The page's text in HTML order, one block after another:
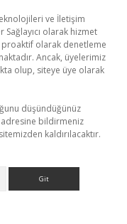
ve İletişim
Sağlayıcı olarak hizmet
olarak denetleme
Ancak, üyelerimiz
olup, siteye üye olarak
düşündüğünüz
adresine bildirmeniz
kaldırılacaktır.